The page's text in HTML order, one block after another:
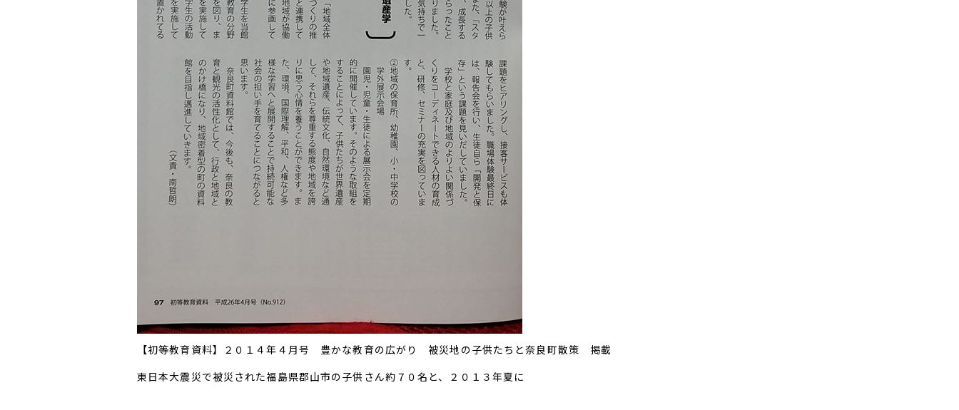
【初等教育資料】２０１４年４月号 豊かな教育の広がり 被災地の子供たちと奈良町散策 掲載
東日本大震災で被災された福島県郡山市の子供さん約７０名と、２０１３年夏に